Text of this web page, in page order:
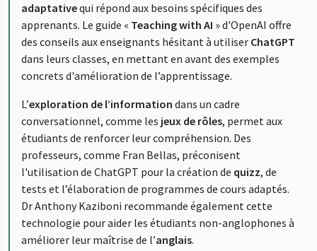
adaptativequi répond aux besoins spécifiques des
apprenants. Le guide « Teaching with AI » d'OpenAI offre
des conseils aux enseignants hésitant à utiliser ChatGPT
dans leurs classes, en mettant en avant des exemples
concrets d'amélioration de l’apprentissage.
L’exploration de l’information dans un cadre
conversationnel, comme les jeux de rôles, permet aux
étudiants de renforcer leur compréhension. Des
professeurs, comme Fran Bellas, préconisent
l'utilisation de ChatGPT pour la création de quizz, de
tests et l’élaboration de programmes de cours adaptés.
Dr Anthony Kaziboni recommande également cette
technologie pour aider les étudiants non-anglophones à
améliorer leur maîtrise de l’anglais.